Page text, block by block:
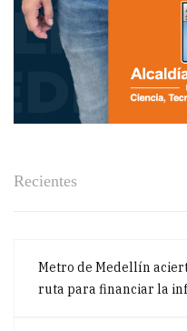
Recientes
Metro de Medellín
ruta para financiar la